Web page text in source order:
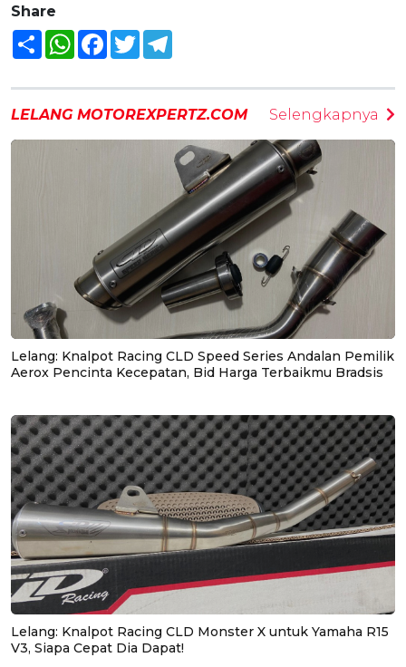
Share
Share WhatsAppFacebook
Twitter
LELANG MOTOREXPERTZ.COM Selengkapnya
Lelang: Knalpot Racing CLD Speed Series Andalan Pemilik
Aerox Pencinta Kecepatan, Bid Harga Terbaikmu Bradsis
Lelang: Knalpot Racing CLD Monster X untuk Yamaha R15
V3, Siapa Cepat Dia Dapat!